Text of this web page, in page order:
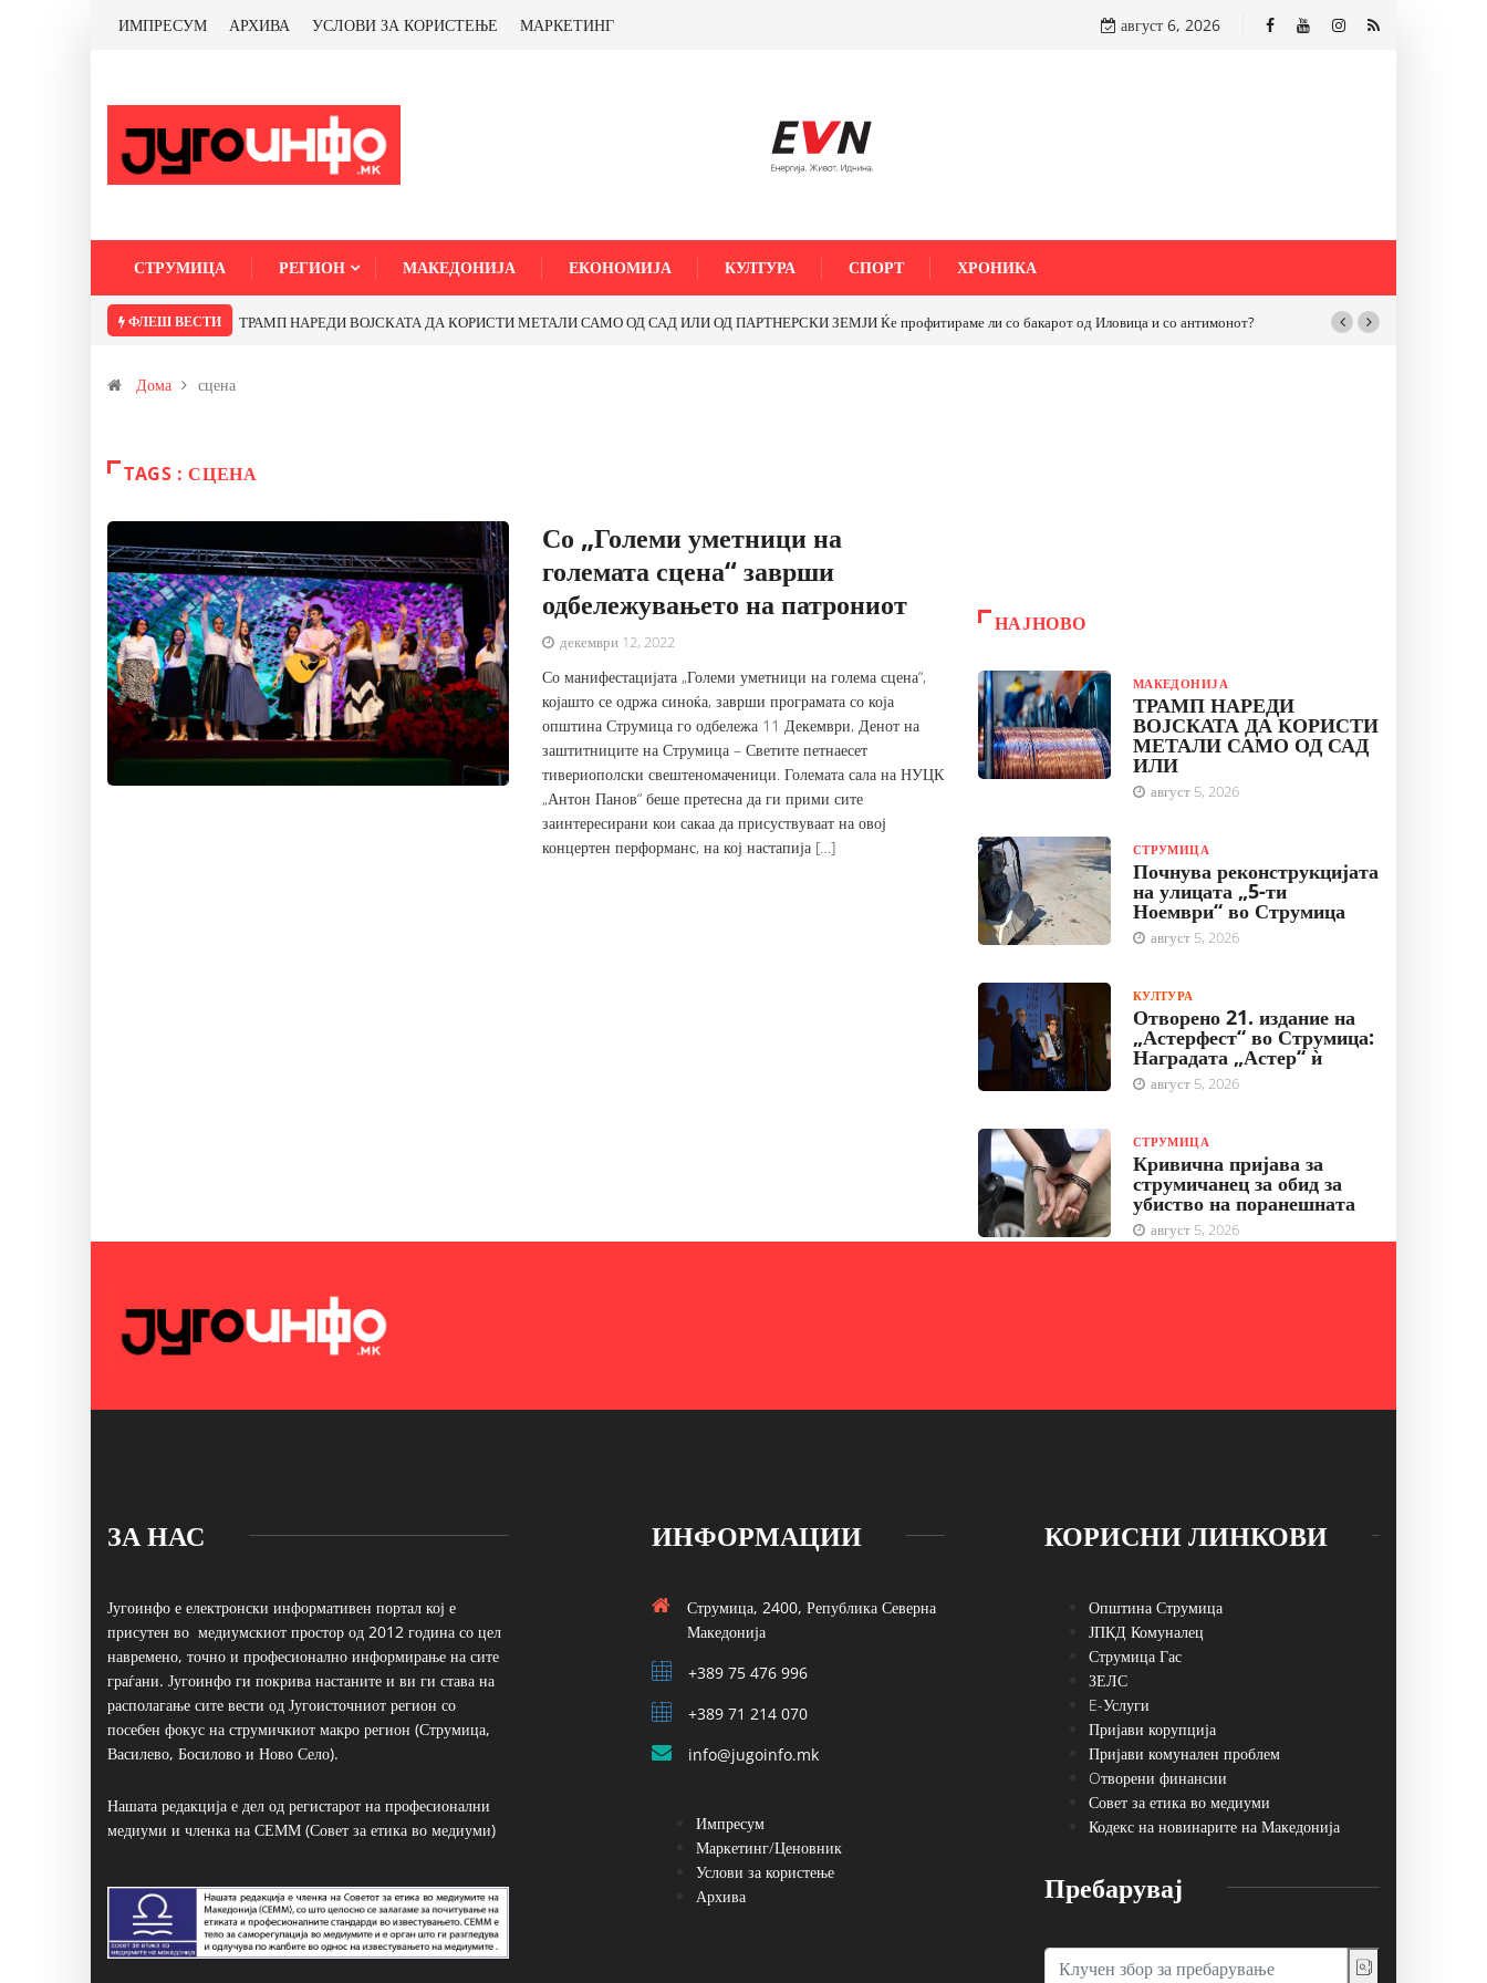
ИМПРЕСУМ АРХИВА УСЛОВИ ЗА КОРИСТЕЊЕ МАРКЕТИНГ август 6, 2026
СТРУМИЦА РЕГИОН МАКЕДОНИЈА ЕКОНОМИЈА КУЛТУРА СПОРТ ХРОНИКА
ФЛЕШ ВЕСТИ ТРАМП НАРЕДИ ВОЈСКАТА ДА КОРИСТИ МЕТАЛИ САМО ОД САД ИЛИ ОД ПАРТНЕРСКИ ЗЕМЈИ Ќе профитираме ли со бакарот од Иловица и со антимонот?
Дома сцена
TAGS : СЦЕНА
Со „Големи уметници на
големата сцена“ заврши
одбележувањето на патрониот
декември 12, 2022
Со манифестацијата „Големи уметници на голема сцена“,
којашто се одржа синоќа, заврши програмата со која
општина Струмица го одбележа 11 Декември, Денот на
заштитниците на Струмица – Светите петнаесет
тивериополски свештеномаченици. Големата сала на НУЦК
„Антон Панов“ беше претесна да ги прими сите
заинтересирани кои сакаа да присуствуваат на овој
концертен перформанс, на кој настапија […]
НАЈНОВО
МАКЕДОНИЈА
ТРАМП НАРЕДИ
ВОЈСКАТА ДА КОРИСТИ
МЕТАЛИ САМО ОД САД
ИЛИ
август 5, 2026
СТРУМИЦА
Почнува реконструкцијата
на улицата „5-ти
Ноември“ во Струмица
август 5, 2026
КУЛТУРА
Отворено 21. издание на
„Астерфест“ во Струмица:
Наградата „Астер“ ѝ
август 5, 2026
СТРУМИЦА
Кривична пријава за
струмичанец за обид за
убиство на поранешната
август 5, 2026
ЗА НАС
Југоинфо е електронски информативен портал кој е
присутен во медиумскиот простор од 2012 година со цел
навремено, точно и професионално информирање на сите
граѓани. Југоинфо ги покрива настаните и ви ги става на
располагање сите вести од Југоисточниот регион со
посебен фокус на струмичкиот макро регион (Струмица,
Василево, Босилово и Ново Село).
Нашата редакција е дел од регистарот на професионални
медиуми и членка на СЕММ (Совет за етика во медиуми)
ИНФОРМАЦИИ
Струмица, 2400, Република Северна
Македонија
+389 75 476 996
+389 71 214 070
info@jugoinfo.mk
Импресум
Маркетинг/Ценовник
Услови за користење
Архива
КОРИСНИ ЛИНКОВИ
Општина Струмица
ЈПКД Комуналец
Струмица Гас
ЗЕЛС
E-Услуги
Пријави корупција
Пријави комунален проблем
Oтворени финансии
Совет за етика во медиуми
Кодекс на новинарите на Македонија
Пребарувај